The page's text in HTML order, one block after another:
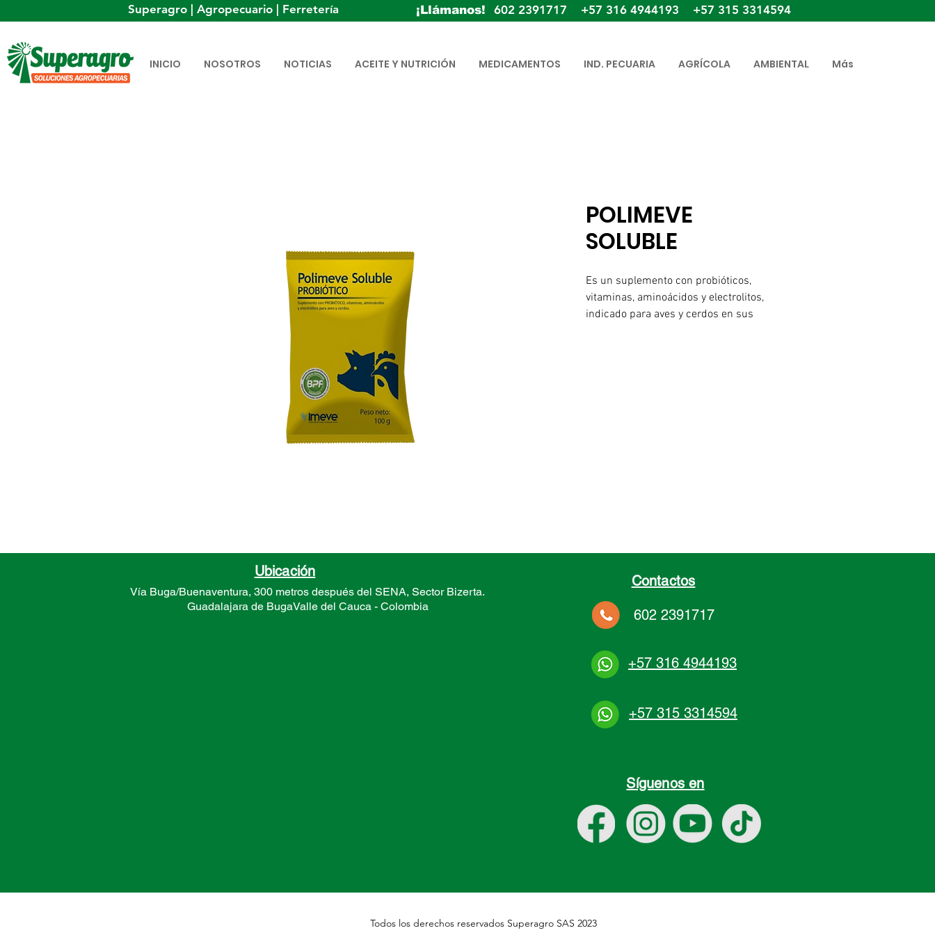
¡Llámanos! 602 2391717 +57 316 4944193 +57 315 3314594
Superagro | Agropecuario | Ferretería
INICIO NOSOTROS NOTICIAS ACEITE Y NUTRICIÓN MEDICAMENTOS IND. PECUARIA AGRÍCOLA AMBIENTAL Más
POLIMEVE
SOLUBLE
Es un suplemento con probióticos,
vitaminas, aminoácidos y electrolitos,
indicado para aves y cerdos en sus
Ubicación
Vía Buga/Buenaventura, 300 metros después del SENA, Sector Bizerta.
Guadalajara de BugaValle del Cauca - Colombia
Contactos
602 2391717
+57 316 4944193
+57 315 3314594
Síguenos en
Todos los derechos reservados Superagro SAS 2023